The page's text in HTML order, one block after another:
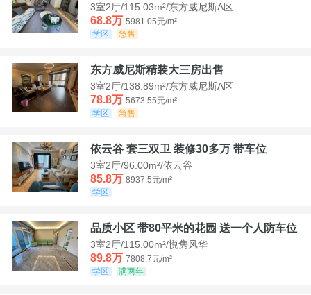
3室2厅/115.03m²/东方威尼斯A区
68.8万 5981.05元/m²
学区
急售
东方威尼斯精装大三房出售
3室2厅/138.89m²/东方威尼斯A区
78.8万 5673.55元/m²
学区
急售
依云谷 套三双卫 装修30多万 带车位
3室2厅/96.00m²/依云谷
85.8万 8937.5元/m²
学区
品质小区 带80平米的花园 送一个人防车位
3室2厅/115.00m²/悦隽风华
89.8万 7808.7元/m²
学区
满两年